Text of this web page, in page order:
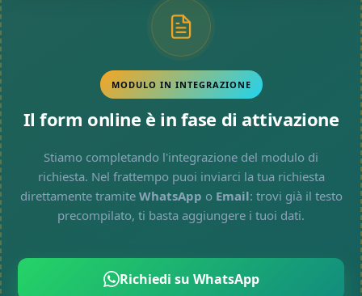
MODULO IN INTEGRAZIONE
Il form online è in fase di attivazione
Stiamo completando l'integrazione del modulo di
richiesta. Nel frattempo puoi inviarci la tua richiesta
direttamente tramite WhatsApp o Email: trovi già il testo
precompilato, ti basta aggiungere i tuoi dati.
Richiedi su WhatsApp